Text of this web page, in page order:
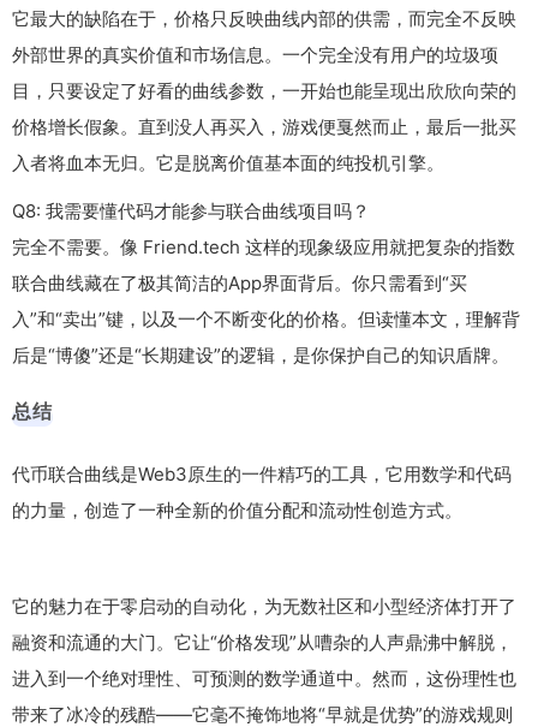
它最大的缺陷在于，价格只反映曲线内部的供需，而完全不反映
外部世界的真实价值和市场信息。一个完全没有用户的垃圾项
目，只要设定了好看的曲线参数，一开始也能呈现出欣欣向荣的
价格增长假象。直到没人再买入，游戏便戛然而止，最后一批买
入者将血本无归。它是脱离价值基本面的纯投机引擎。
Q8: 我需要懂代码才能参与联合曲线项目吗？
完全不需要。像 Friend.tech 这样的现象级应用就把复杂的指数
联合曲线藏在了极其简洁的App界面背后。你只需看到“买
入”和“卖出”键，以及一个不断变化的价格。但读懂本文，理解背
后是“博傻”还是“长期建设”的逻辑，是你保护自己的知识盾牌。
总结
代币联合曲线是Web3原生的一件精巧的工具，它用数学和代码
的力量，创造了一种全新的价值分配和流动性创造方式。
它的魅力在于零启动的自动化，为无数社区和小型经济体打开了
融资和流通的大门。它让“价格发现”从嘈杂的人声鼎沸中解脱，
进入到一个绝对理性、可预测的数学通道中。然而，这份理性也
带来了冰冷的残酷——它毫不掩饰地将“早就是优势”的游戏规则